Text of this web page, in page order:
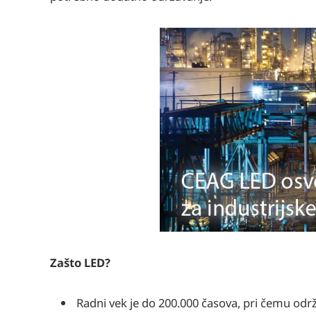
Zašto LED?
Radni vek je do 200.000 časova, pri čemu